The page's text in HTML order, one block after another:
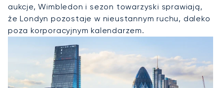
aukcje, Wimbledon i sezon towarzyski sprawiają,
że Londyn pozostaje w nieustannym ruchu, daleko
poza korporacyjnym kalendarzem.